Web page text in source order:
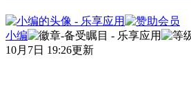
小编
10月7日 19:26更新